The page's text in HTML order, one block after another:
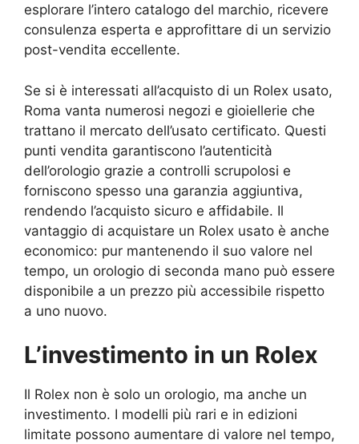
esplorare l’intero catalogo del marchio, ricevere
consulenza esperta e approfittare di un servizio
post-vendita eccellente.
Se si è interessati all’acquisto di un Rolex usato,
Roma vanta numerosi negozi e gioiellerie che
trattano il mercato dell’usato certificato. Questi
punti vendita garantiscono l’autenticità
dell’orologio grazie a controlli scrupolosi e
forniscono spesso una garanzia aggiuntiva,
rendendo l’acquisto sicuro e affidabile. Il
vantaggio di acquistare un Rolex usato è anche
economico: pur mantenendo il suo valore nel
tempo, un orologio di seconda mano può essere
disponibile a un prezzo più accessibile rispetto
a uno nuovo.
L’investimento in un Rolex
Il Rolex non è solo un orologio, ma anche un
investimento. I modelli più rari e in edizioni
limitate possono aumentare di valore nel tempo,